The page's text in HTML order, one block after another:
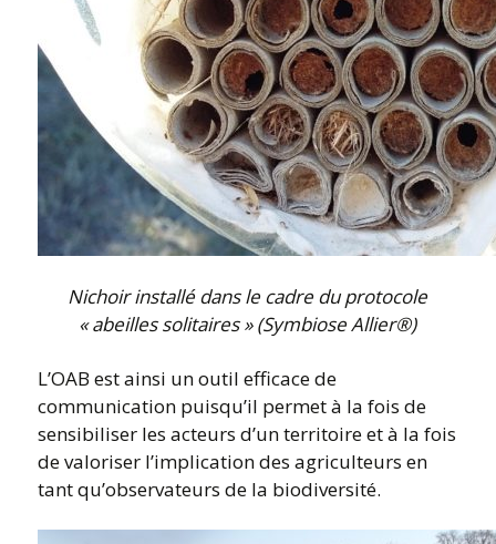
Nichoir installé dans le cadre du protocole
« abeilles solitaires » (Symbiose Allier®)
L’OAB est ainsi un outil efficace de
communication puisqu’il permet à la fois de
sensibiliser les acteurs d’un territoire et à la fois
de valoriser l’implication des agriculteurs en
tant qu’observateurs de la biodiversité.